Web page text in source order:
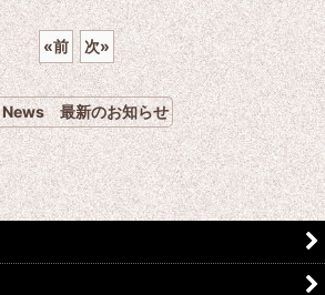
«前 次»
News 最新のお知らせ